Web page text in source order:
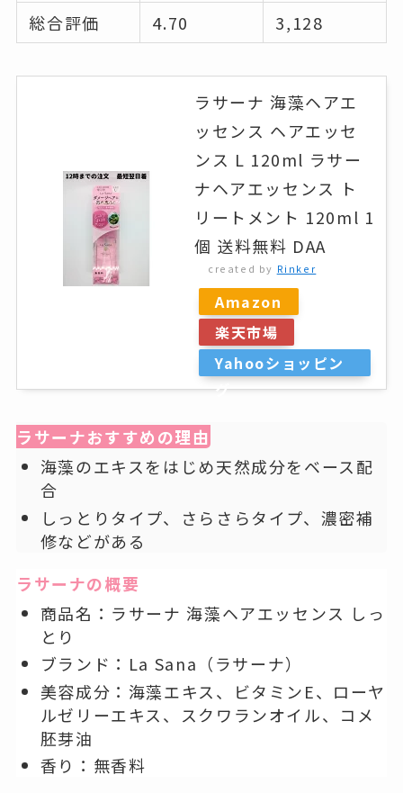
総合評価
4.70 3,128
ラサーナ 海藻ヘアエ
ッセンス ヘアエッセ
ンス L 120ml ラサー
ナヘアエッセンス ト
リートメント 120ml 1
個 送料無料 DAA
created by Rinker
Amazon
楽天市場
Yahooショッピン
グ
ラサーナおすすめの理由
海藻のエキスをはじめ天然成分をベース配
合
しっとりタイプ、さらさらタイプ、濃密補
修などがある
ラサーナの概要
商品名：ラサーナ 海藻ヘアエッセンス しっ
とり
ブランド：La Sana（ラサーナ）
美容成分：海藻エキス、ビタミンE、ローヤ
ルゼリーエキス、スクワランオイル、コメ
胚芽油
香り：無香料